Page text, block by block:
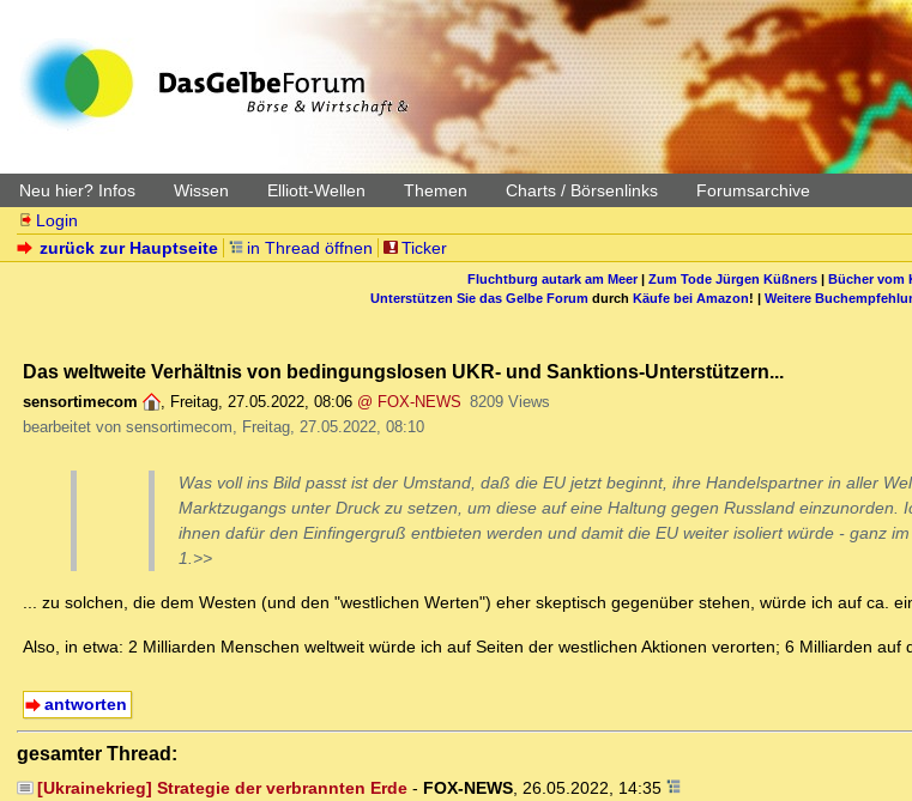
Neu hier? Infos Wissen Elliott-Wellen Themen Charts / Börsenlinks Forumsarchive
Login
zurück zur Hauptseite
in Thread öffnen Ticker
Fluchtburg autark am Meer| Zum Tode Jürgen Küßners| Bücher vom
Unterstützen Sie das Gelbe Forum durch Käufe bei Amazon! | Weitere
Das weltweite Verhältnis von bedingungslosen UKR- und Sanktions-Unterstützern...
sensortimecom , Freitag, 27.05.2022, 08:06 @ FOX-NEWS 8209 Views
bearbeitet von sensortimecom, Freitag, 27.05.2022, 08:10
Was voll ins Bild passt ist der Umstand, daß die EU jetzt beginnt, ihre Handelspartner in aller
Marktzugangs unter Druck zu setzen, um diese auf eine Haltung gegen Russland einzunorden.
ihnen dafür den Einfingergruß entbieten werden und damit die EU weiter isoliert würde - ganz
1.>>
... zu solchen, die dem Westen (und den "westlichen Werten") eher skeptisch gegenüber stehen, würde ich auf ca.
Also, in etwa: 2 Milliarden Menschen weltweit würde ich auf Seiten der westlichen Aktionen verorten; 6 Milliarden auf
antworten
gesamter Thread:
[Ukrainekrieg] Strategie der verbrannten Erde- FOX-NEWS, 26.05.2022, 14:35